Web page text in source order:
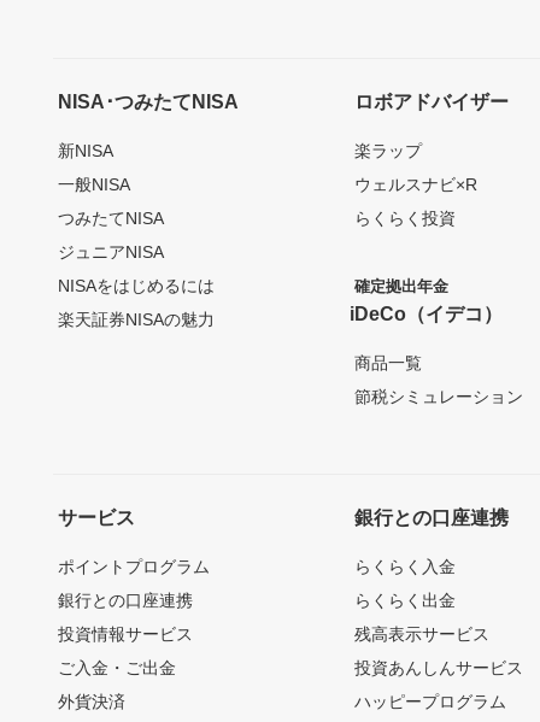
NISA･つみたてNISA
新NISA
一般NISA
つみたてNISA
ジュニアNISA
NISAをはじめるには
楽天証券NISAの魅力
ロボアドバイザー
楽ラップ
ウェルスナビ×R
らくらく投資
確定拠出年金
iDeCo（イデコ）
商品一覧
節税シミュレーション
サービス
ポイントプログラム
銀行との口座連携
投資情報サービス
ご入金・ご出金
外貨決済
銀行との口座連携
らくらく入金
らくらく出金
残高表示サービス
投資あんしんサービス
ハッピープログラム